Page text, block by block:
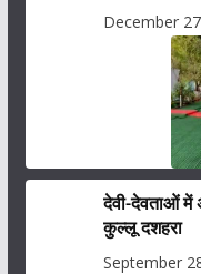
December
देवी-देवताओं
कुल्लू दशहरा
September